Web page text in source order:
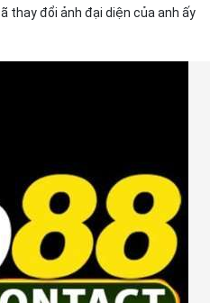
thay đổi ảnh đại diện của anh ấy